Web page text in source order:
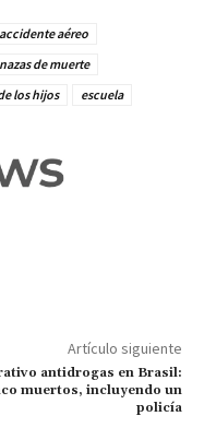
accidente aéreo
de muerte
los hijos escuela
Artículo siguiente
antidrogas en Brasil:
muertos, incluyendo un
policía